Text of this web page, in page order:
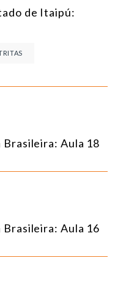
de Itaipú:
Aula 18
Aula 16